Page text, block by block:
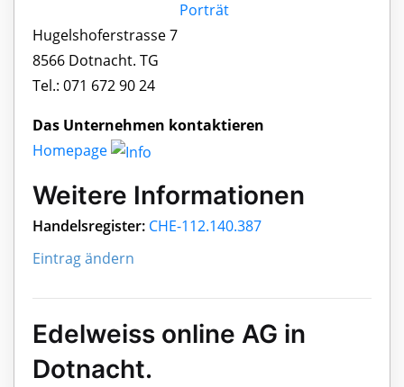
Hugelshoferstrasse 7
8566 Dotnacht. TG
Tel.: 071 672 90 24
Das Unternehmen kontaktieren
Homepage
Weitere Informationen
Handelsregister: CHE-112.140.387
Eintrag ändern
Edelweiss online AG in
Dotnacht.